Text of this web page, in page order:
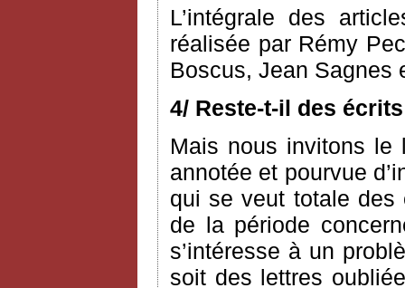
L’intégrale des
réalisée par Rémy
Boscus, Jean Sagnes
4/ Reste-t-il des
Mais nous invitons le
annotée et pourvue
qui se veut totale des
de la période
s’intéresse à un
soit des lettres